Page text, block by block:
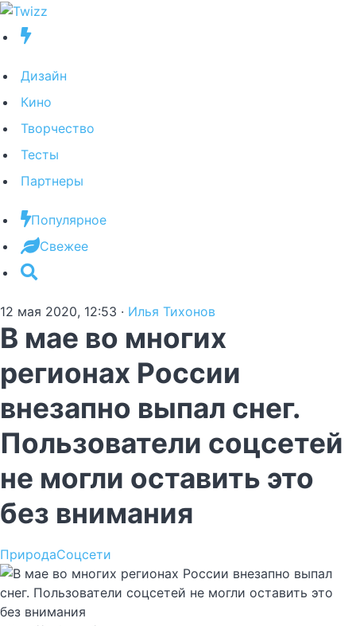
Дизайн
Кино
Творчество
Тесты
Партнеры
Популярное
Свежее
12 мая 2020, 12:53 · Илья Тихонов
В мае во многих
регионах России
внезапно выпал снег.
Пользователи соцсетей
не могли оставить это
без внимания
ПриродаСоцсети